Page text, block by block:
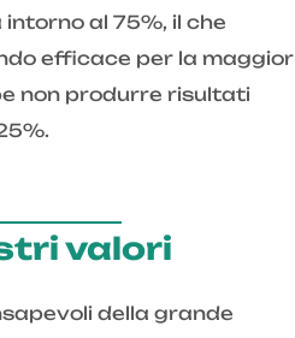
al 75%, il che
efficace per la maggior
non produrre risultati
valori
della grande